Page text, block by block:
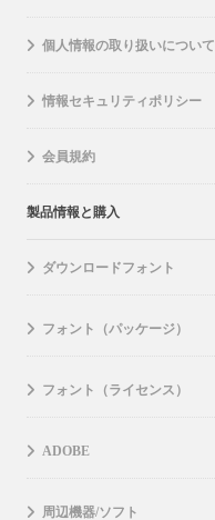
個人情報の取り扱いについて
情報セキュリティポリシー
会員規約
製品情報と購入
ダウンロードフォント
フォント（パッケージ）
フォント（ライセンス）
ADOBE
周辺機器/ソフト